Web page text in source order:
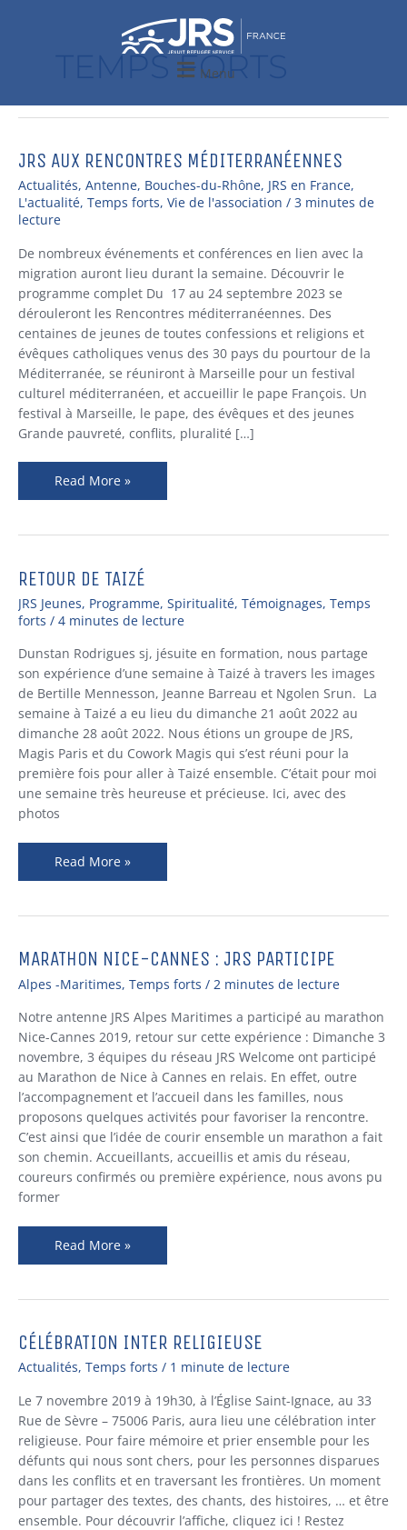
Menu
TEMPS FORTS
JRS AUX RENCONTRES MÉDITERRANÉENNES
Actualités, Antenne, Bouches-du-Rhône, JRS en France,
L'actualité, Temps forts, Vie de l'association / 3 minutes de
lecture
De nombreux événements et conférences en lien avec la
migration auront lieu durant la semaine. Découvrir le
programme complet Du 17 au 24 septembre 2023 se
dérouleront les Rencontres méditerranéennes. Des
centaines de jeunes de toutes confessions et religions et
évêques catholiques venus des 30 pays du pourtour de la
Méditerranée, se réuniront à Marseille pour un festival
culturel méditerranéen, et accueillir le pape François. Un
festival à Marseille, le pape, des évêques et des jeunes
Grande pauvreté, conflits, pluralité […]
JRS
aux
Rencontres
méditerranéennes
Read More »
RETOUR DE TAIZÉ
JRS Jeunes, Programme, Spiritualité, Témoignages, Temps
forts / 4 minutes de lecture
Dunstan Rodrigues sj, jésuite en formation, nous partage
son expérience d’une semaine à Taizé à travers les images
de Bertille Mennesson, Jeanne Barreau et Ngolen Srun. La
semaine à Taizé a eu lieu du dimanche 21 août 2022 au
dimanche 28 août 2022. Nous étions un groupe de JRS,
Magis Paris et du Cowork Magis qui s’est réuni pour la
première fois pour aller à Taizé ensemble. C’était pour moi
une semaine très heureuse et précieuse. Ici, avec des
photos
Retour
Taizé
Read More »
MARATHON NICE-CANNES : JRS PARTICIPE
Alpes -Maritimes, Temps forts / 2 minutes de lecture
Notre antenne JRS Alpes Maritimes a participé au marathon
Nice-Cannes 2019, retour sur cette expérience : Dimanche 3
novembre, 3 équipes du réseau JRS Welcome ont participé
au Marathon de Nice à Cannes en relais. En effet, outre
l’accompagnement et l’accueil dans les familles, nous
proposons quelques activités pour favoriser la rencontre.
C’est ainsi que l’idée de courir ensemble un marathon a fait
son chemin. Accueillants, accueillis et amis du réseau,
coureurs confirmés ou première expérience, nous avons pu
former
MARATHON
NICE-
:
JRS
PARTICIPE
Read More »
CÉLÉBRATION INTER RELIGIEUSE
Actualités, Temps forts / 1 minute de lecture
Le 7 novembre 2019 à 19h30, à l’Église Saint-Ignace, au 33
Rue de Sèvre – 75006 Paris, aura lieu une célébration inter
religieuse. Pour faire mémoire et prier ensemble pour les
défunts qui nous sont chers, pour les personnes disparues
dans les conflits et en traversant les frontières. Un moment
pour partager des textes, des chants, des histoires, … et être
ensemble. Pour découvrir l’affiche, cliquez ici ! Restez
CÉLÉBRATION
INTER
RELIGIEUSE